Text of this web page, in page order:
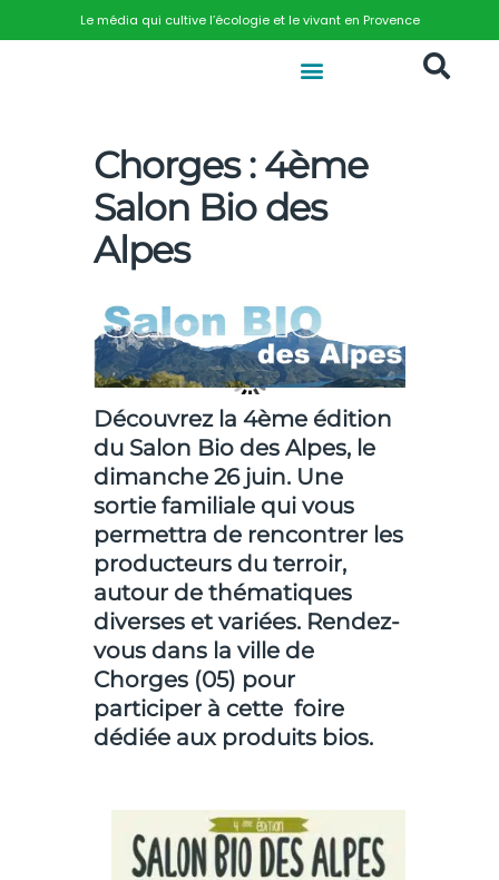
Le média qui cultive l’écologie et le vivant en Provence
Chorges : 4ème
Salon Bio des
Alpes
Découvrez la 4ème édition
du Salon Bio des Alpes, le
dimanche 26 juin. Une
sortie familiale qui vous
permettra de rencontrer les
producteurs du terroir,
autour de thématiques
diverses et variées. Rendez-
vous dans la ville de
Chorges (05) pour
participer à cette foire
dédiée aux produits bios.